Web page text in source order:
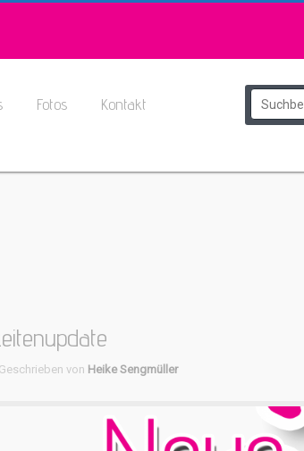
Fotos Kontakt
Geschrieben von Heike Sengmüller